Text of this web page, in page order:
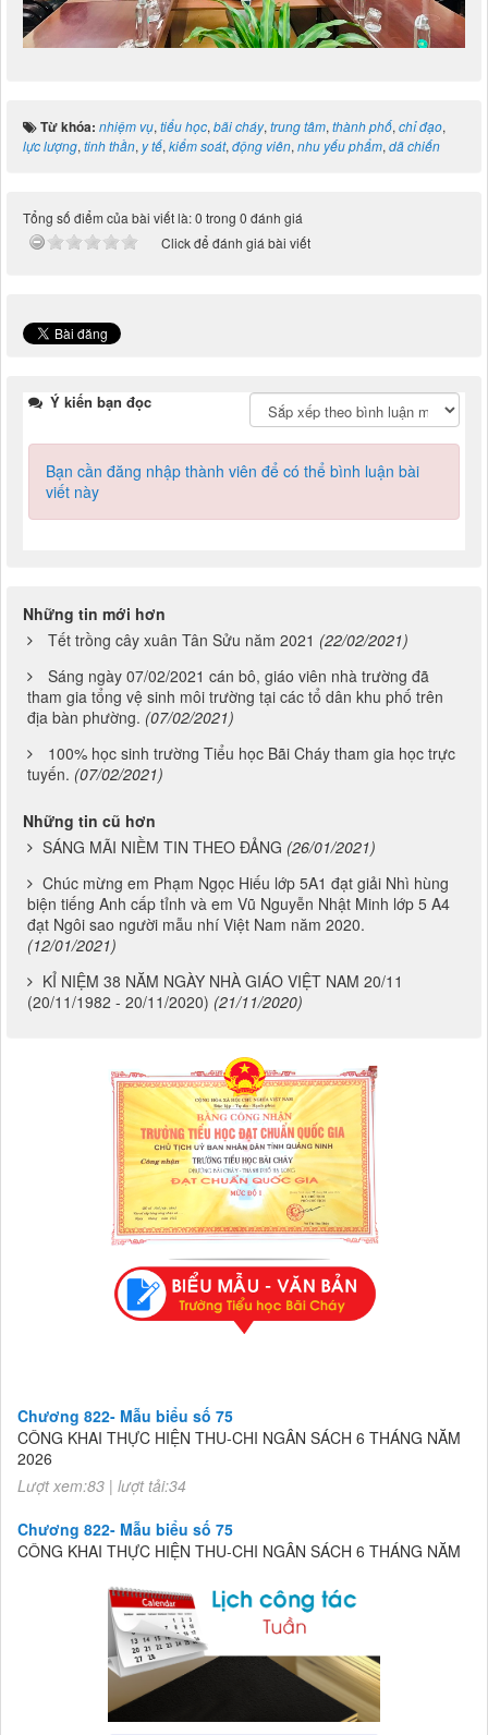
Từ khóa: nhiệm vụ,tiểu học,bãi cháy,trung tâm,thành phố,chỉ đạo,
lực lượng,tinh thần, y tế,kiểm soát,động viên,nhu yếu phẩm,dã chiến
Tổng số điểm của bài viết là: 0 trong 0 đánh giá
Click để đánh giá bài viết
Ý kiến bạn đọc
Bạn cần đăng nhập thành viên để có thể bình luận bài
viết này
Những tin mới hơn
Tết trồng cây xuân Tân Sửu năm 2021 (22/02/2021)
Sáng ngày 07/02/2021 cán bô, giáo viên nhà trường đã
tham gia tổng vệ sinh môi trường tại các tổ dân khu phố trên
địa bàn phường. (07/02/2021)
100% học sinh trường Tiểu học Bãi Cháy tham gia học trực
tuyến. (07/02/2021)
Những tin cũ hơn
SÁNG MÃI NIỀM TIN THEO ĐẢNG (26/01/2021)
Chúc mừng em Phạm Ngọc Hiếu lớp 5A1 đạt giải Nhì hùng
biện tiếng Anh cấp tỉnh và em Vũ Nguyễn Nhật Minh lớp 5 A4
đạt Ngôi sao người mẫu nhí Việt Nam năm 2020.
(12/01/2021)
KỈ NIỆM 38 NĂM NGÀY NHÀ GIÁO VIỆT NAM 20/11
(20/11/1982 - 20/11/2020) (21/11/2020)
CÔNG KHAI THỰC HIỆN THU-CHI NGÂN SÁCH 6 THÁNG NĂM
2026
Lượt xem:83 | lượt tải:34
CÔNG KHAI THỰC HIỆN THU-CHI NGÂN SÁCH 6 THÁNG NĂM
2026